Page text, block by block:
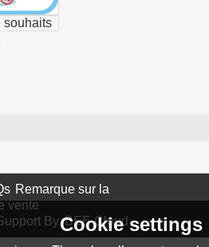
souhaits
Remarque sur la
vente
ByBEE Cloud
Cookie settings